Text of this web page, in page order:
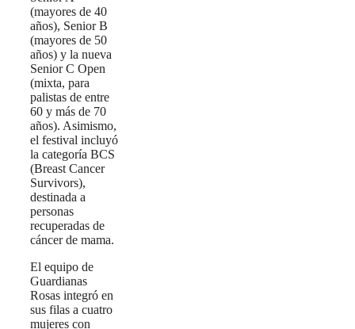
(mayores de 40
años), Senior B
(mayores de 50
años) y la nueva
Senior C Open
(mixta, para
palistas de entre
60 y más de 70
años). Asimismo,
el festival incluyó
la categoría BCS
(Breast Cancer
Survivors),
destinada a
personas
recuperadas de
cáncer de mama.
El equipo de
Guardianas
Rosas integró en
sus filas a cuatro
mujeres con